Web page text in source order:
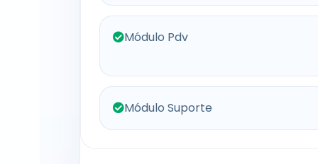
Módulo Pdv
Módulo Suporte